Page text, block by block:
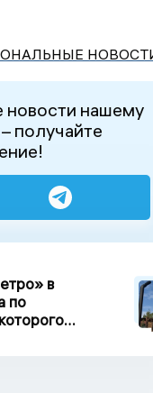
новости нашему
получайте
в
по